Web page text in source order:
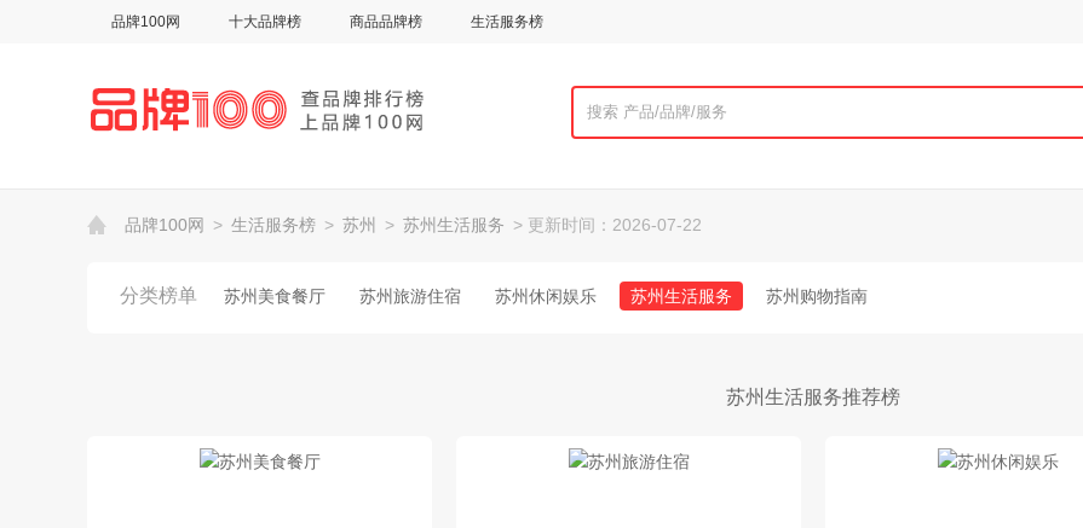
品牌100网 十大品牌榜 商品品牌榜 生活服务榜
品牌100网 > 生活服务榜 > 苏州 > 苏州生活服务 > 更新时间：2026-07-22
分类榜单 苏州美食餐厅 苏州旅游住宿 苏州休闲娱乐 苏州生活服务 苏州购物指南
苏州生活服务推荐榜